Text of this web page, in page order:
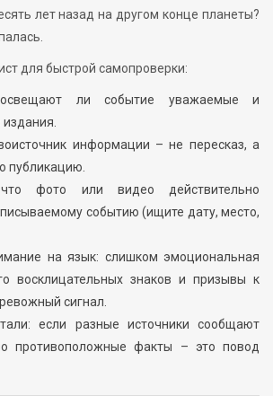
лет назад на другом конце планеты?
для быстрой самопроверки:
освещают ли событие уважаемые и
информации – не пересказ, а
публикацию.
что фото или видео действительно
событию (ищите дату, место,
на язык: слишком эмоциональная
восклицательных знаков и призывы к
сигнал.
если разные источники сообщают
противоположные факты – это повод